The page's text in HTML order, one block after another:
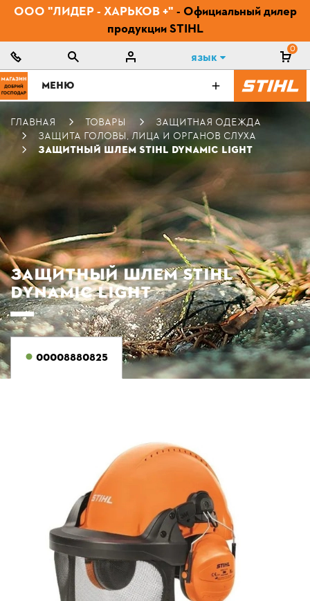
ООО "ЛИДЕР - ХАРЬКОВ +" - Официальный дилер
продукции STIHL
Язык
0
МЕНЮ
ГЛАВНАЯ ТОВАРЫ
ЗАЩИТНАЯ ОДЕЖДА
ЗАЩИТА ГОЛОВЫ, ЛИЦА И ОРГАНОВ СЛУХА
ЗАЩИТНЫЙ ШЛЕМ STIHL DYNAMIC LIGHT
ЗАЩИТНЫЙ ШЛЕМ STIHL
DYNAMIC LIGHT
00008880825